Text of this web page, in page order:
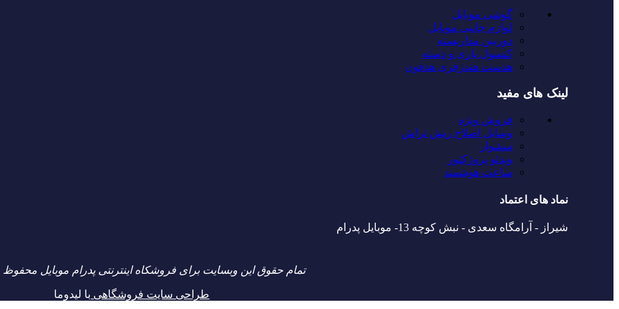
گوشی موبایل
لوازم جانبی موبایل
دوربین مداربسته
کنسول بازی و دسته
هدست هندزفری هدفون
لینک های مفید
فروش ویژه
وسایل اصلاح ریش تراش
سشوار
ویدئو پروژکتور
ساعت هوشمند
نماد های اعتماد
شیراز - آرامگاه سعدی - نبش کوچه 13- موبایل پدرام
تمام حقوق این وبسایت برای فروشکاه اینترنتی پدرام موبایل
طراحی سایت فروشگاهی با لیدوما